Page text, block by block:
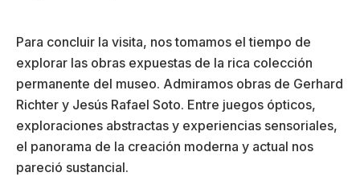
Para concluir la visita, nos tomamos el tiempo de
explorar las obras expuestas de la rica colección
permanente del museo. Admiramos obras de Gerhard
Richter y Jesús Rafael Soto. Entre juegos ópticos,
exploraciones abstractas y experiencias sensoriales,
el panorama de la creación moderna y actual nos
pareció sustancial.